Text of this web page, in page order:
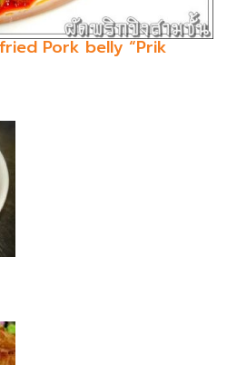
Pork belly “Prik